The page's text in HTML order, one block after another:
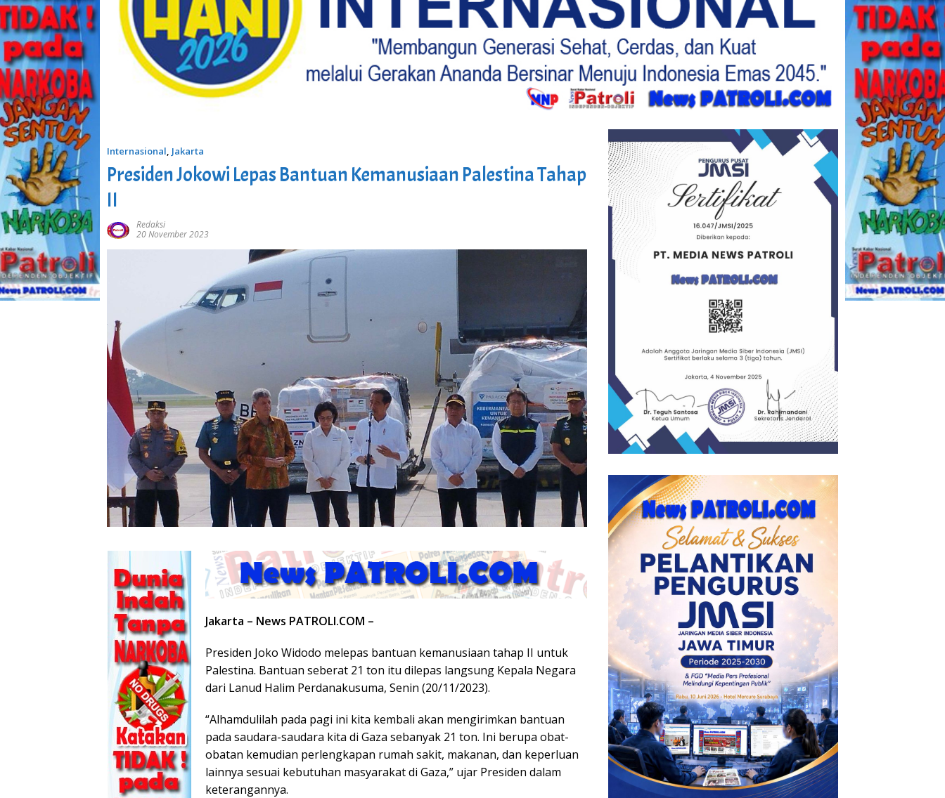
Internasional, Jakarta
Presiden Jokowi Lepas Bantuan Kemanusiaan Palestina Tahap
II
Redaksi
20 November 2023
Jakarta – News PATROLI.COM –
Presiden Joko Widodo melepas bantuan kemanusiaan tahap II untuk
Palestina. Bantuan seberat 21 ton itu dilepas langsung Kepala Negara
dari Lanud Halim Perdanakusuma, Senin (20/11/2023).
“Alhamdulilah pada pagi ini kita kembali akan mengirimkan bantuan
pada saudara-saudara kita di Gaza sebanyak 21 ton. Ini berupa obat-
obatan kemudian perlengkapan rumah sakit, makanan, dan keperluan
lainnya sesuai kebutuhan masyarakat di Gaza,” ujar Presiden dalam
keterangannya.